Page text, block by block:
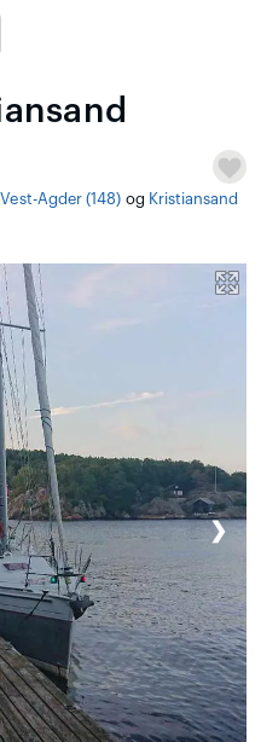
Vest-Agder (148) og Kristiansand
❯